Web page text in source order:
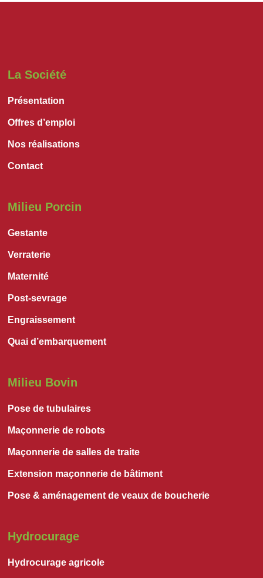
La Société
Présentation
Offres d’emploi
Nos réalisations
Contact
Milieu Porcin
Gestante
Verraterie
Maternité
Post-sevrage
Engraissement
Quai d’embarquement
Milieu Bovin
Pose de tubulaires
Maçonnerie de robots
Maçonnerie de salles de traite
Extension maçonnerie de bâtiment
Pose & aménagement de veaux de boucherie
Hydrocurage
Hydrocurage agricole